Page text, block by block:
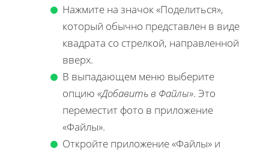
Нажмите на значок «Поделиться»,
который обычно представлен в виде
квадрата со стрелкой, направленной
вверх.
В выпадающем меню выберите
опцию «Добавить в Файлы». Это
переместит фото в приложение
«Файлы».
Откройте приложение «Файлы» и